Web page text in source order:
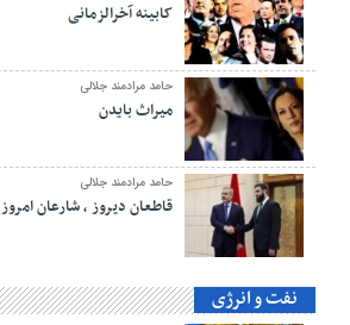
کابینه آخرالزمانی
حامد مرادمند جلالی
میراث بایدن
حامد مرادمند جلالی
قاطعان دیروز ، شارعان امروز
نفت و انرژی